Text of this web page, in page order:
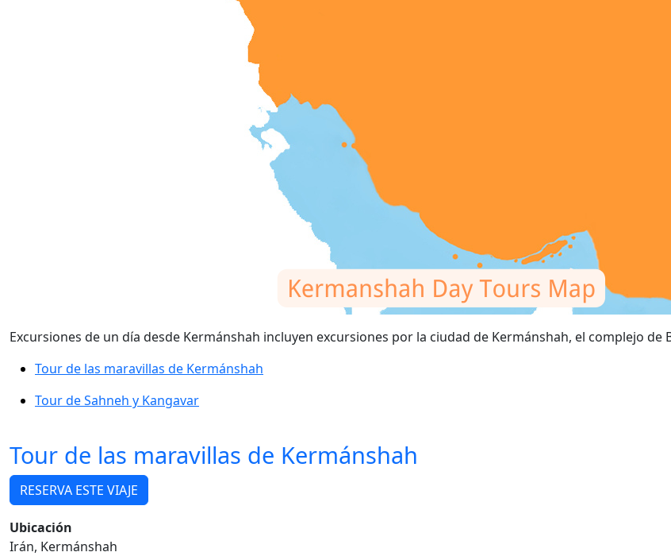
Excursiones de un día desde Kermánshah incluyen excursiones por la ciudad de Kermánshah, el complejo de
Tour de las maravillas de Kermánshah
Tour de Sahneh y Kangavar
Tour de las maravillas de Kermánshah
RESERVA ESTE VIAJE
Ubicación
Irán, Kermánshah